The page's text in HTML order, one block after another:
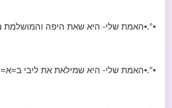
•°.•האמת שלי- היא שאת היפה והמושלמת
•°.•האמת שלי- היא שמילאת את ליבי